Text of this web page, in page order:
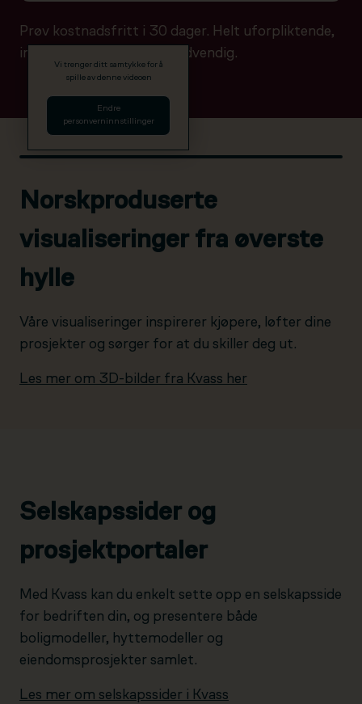
Prøv kostnadsfritt i 30 dager. Helt uforpliktende,
ingen betalingsdetaljer nødvendig.
Vi trenger ditt samtykke for å
spille av denne videoen
Endre
personverninnstillinger
Norskproduserte
visualiseringer fra øverste
hylle
Våre visualiseringer inspirerer kjøpere, løfter dine
prosjekter og sørger for at du skiller deg ut.
Les mer om 3D-bilder fra Kvass her
Selskapssider og
prosjektportaler
Med Kvass kan du enkelt sette opp en selskapsside
for bedriften din, og presentere både
boligmodeller, hyttemodeller og
eiendomsprosjekter samlet.
Les mer om selskapssider i Kvass